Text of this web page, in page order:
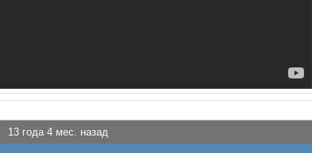
13 года 4 мес. назад